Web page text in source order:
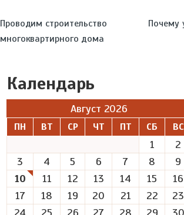
Проводим строительство
многоквартирного дома
Почему
Календарь
Август 2026
ПН ВТ СР ЧТ ПТ СБ ВС
1
2
3
4 5 6 7 8
9
10
11 12 13 14 15
16
17
18 19 20 21 22
23